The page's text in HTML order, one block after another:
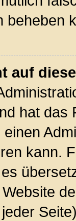
beheben
auf
hat
kann.